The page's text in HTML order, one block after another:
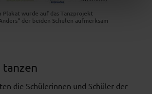
Plakat wurde auf das Tanzprojekt
der beiden Schulen aufmerksam
tanzen
die Schülerinnen und Schüler der